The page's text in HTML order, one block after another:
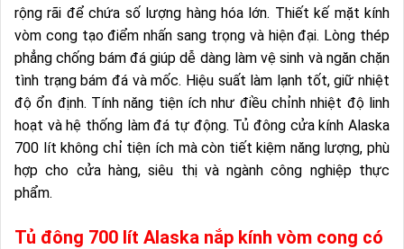
rộng rãi để chứa số lượng hàng hóa lớn. Thiết kế mặt kính
vòm cong tạo điểm nhấn sang trọng và hiện đại. Lòng thép
phẳng chống bám đá giúp dễ dàng làm vệ sinh và ngăn chặn
tình trạng bám đá và mốc. Hiệu suất làm lạnh tốt, giữ nhiệt
độ ổn định. Tính năng tiện ích như điều chỉnh nhiệt độ linh
hoạt và hệ thống làm đá tự động. Tủ đông cửa kính Alaska
700 lít không chỉ tiện ích mà còn tiết kiệm năng lượng, phù
hợp cho cửa hàng, siêu thị và ngành công nghiệp thực
phẩm.
Tủ đông 700 lít Alaska nắp kính vòm cong có